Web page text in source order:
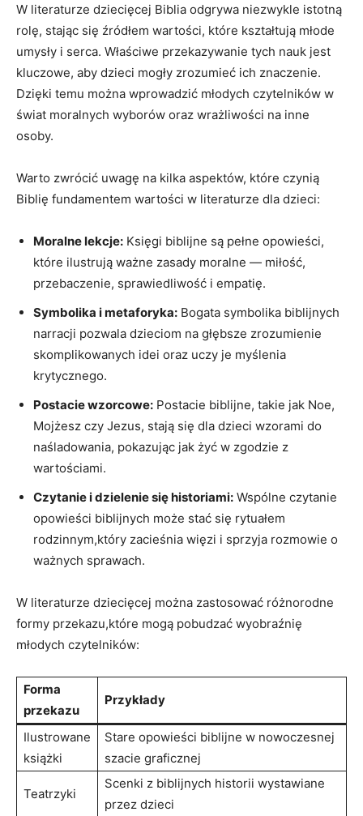
W literaturze dziecięcej Biblia odgrywa niezwykle istotną
rolę, stając się źródłem wartości, które kształtują młode
umysły i serca. Właściwe przekazywanie tych nauk jest
kluczowe, aby dzieci mogły zrozumieć ich znaczenie.
Dzięki temu można wprowadzić młodych czytelników w
świat moralnych wyborów oraz wrażliwości na inne
osoby.
Warto zwrócić uwagę na kilka aspektów, które czynią
Biblię fundamentem wartości w literaturze dla dzieci:
Moralne lekcje: Księgi biblijne są pełne opowieści,
które ilustrują ważne zasady moralne — miłość,
przebaczenie, sprawiedliwość i empatię.
Symbolika i metaforyka: Bogata symbolika biblijnych
narracji pozwala dzieciom na głębsze zrozumienie
skomplikowanych idei oraz uczy je myślenia
krytycznego.
Postacie wzorcowe: Postacie biblijne, takie jak Noe,
Mojżesz czy Jezus, stają się dla dzieci wzorami do
naśladowania, pokazując jak żyć w zgodzie z
wartościami.
Czytanie i dzielenie się historiami: Wspólne czytanie
opowieści biblijnych może stać się rytuałem
rodzinnym,który zacieśnia więzi i sprzyja rozmowie o
ważnych sprawach.
W literaturze dziecięcej można zastosować różnorodne
formy przekazu,które mogą pobudzać wyobraźnię
młodych czytelników:
Forma
przekazu
Przykłady
Ilustrowane
książki
Stare opowieści biblijne w nowoczesnej
szacie graficznej
Teatrzyki
Scenki z biblijnych historii wystawiane
przez dzieci